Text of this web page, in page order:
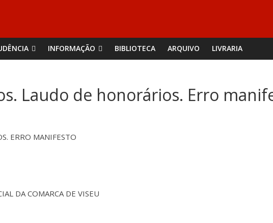
INFORMAÇÃO BIBLIOTECA ARQUIVO LIVRARIA
Laudo de honorários. Erro
ERRO MANIFESTO
DA COMARCA DE VISEU